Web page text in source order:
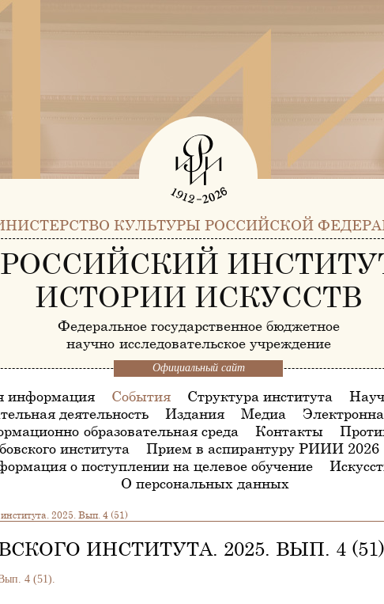
КУЛЬТУРЫ РОССИЙСКОЙ
РОССИЙСКИЙ
ИСТОРИИ ИСКУССТВ
Федеральное государственное бюджетное
научно-исследовательское учреждение
Официальный сайт
информация События Структура института
деятельность
Издания Медиа
образовательная среда
Контакты
института
Прием в аспирантуру РИИИ 2026
о поступлении на целевое обучение
О персональных данных
2025. Вып. 4 (51)
ИНСТИТУТА. 2025. ВЫП. 4 (51)
4 (51).